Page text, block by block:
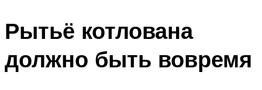
Рытьё котлована
должно быть вовремя